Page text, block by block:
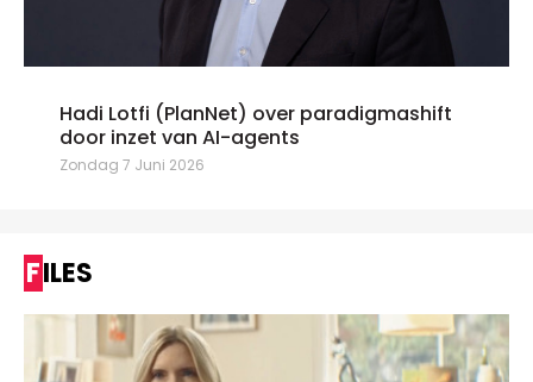
Hadi Lotfi (PlanNet) over paradigmashift
door inzet van AI-agents
Zondag 7 Juni 2026
FILES